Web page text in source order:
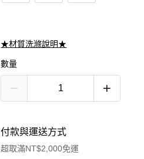
★材質洗滌說明★
數量
付款與運送方式
超取滿NT$2,000免運